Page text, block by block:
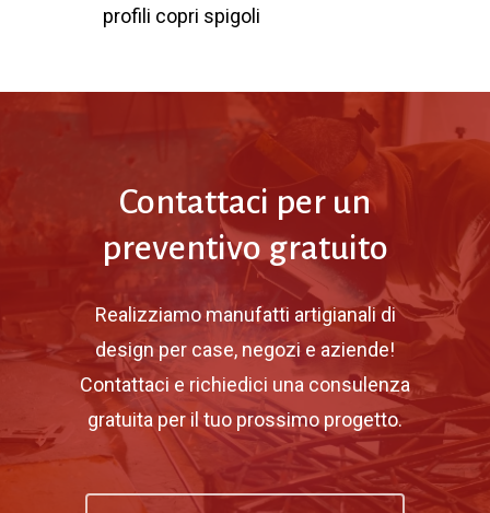
profili copri spigoli
Contattaci per un
preventivo gratuito
Realizziamo manufatti artigianali di
design per case, negozi e aziende!
Contattaci e richiedici una consulenza
gratuita per il tuo prossimo progetto.